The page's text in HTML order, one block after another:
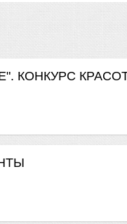
КОНКУРС